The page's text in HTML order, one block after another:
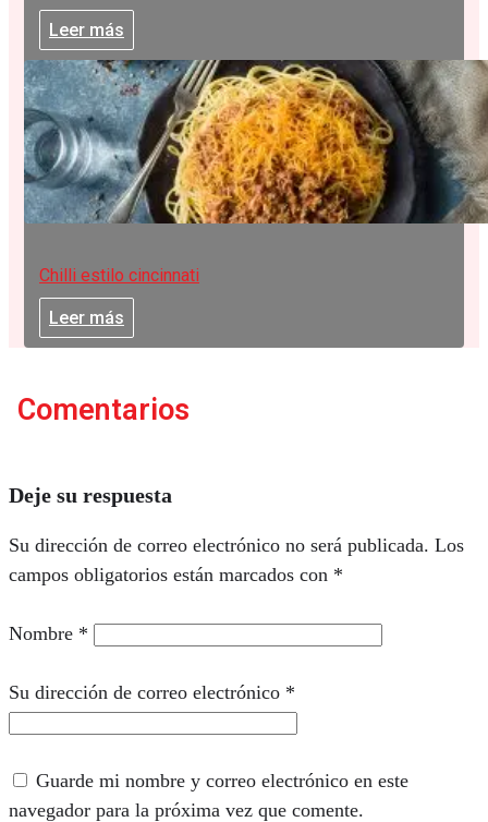
Leer más
Chilli estilo cincinnati
Leer más
Comentarios
Deje su respuesta
Su dirección de correo electrónico no será publicada. Los
campos obligatorios están marcados con *
Nombre *
Su dirección de correo electrónico *
Guarde mi nombre y correo electrónico en este
navegador para la próxima vez que comente.